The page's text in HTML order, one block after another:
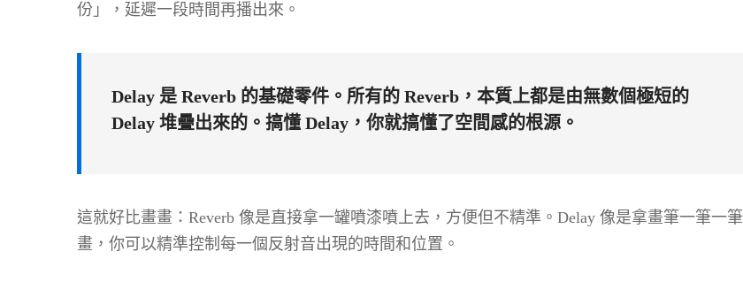
份」，延遲一段時間再播出來。
Delay 是 Reverb 的基礎零件。所有的 Reverb，本質上都是由無數個極短的
Delay 堆疊出來的。搞懂 Delay，你就搞懂了空間感的根源。
這就好比畫畫：Reverb 像是直接拿一罐噴漆噴上去，方便但不精準。Delay 像是拿畫筆一筆一筆
畫，你可以精準控制每一個反射音出現的時間和位置。